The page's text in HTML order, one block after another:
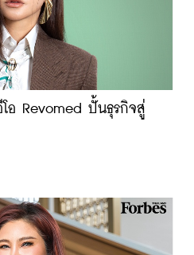
อ Revomed ปั้นธุรกิจสู่